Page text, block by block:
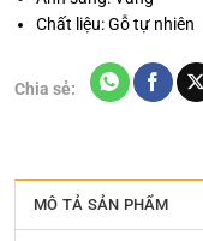
Chất liệu: Gỗ tự nhiên
Chia sẻ:
MÔ TẢ SẢN PHẨM